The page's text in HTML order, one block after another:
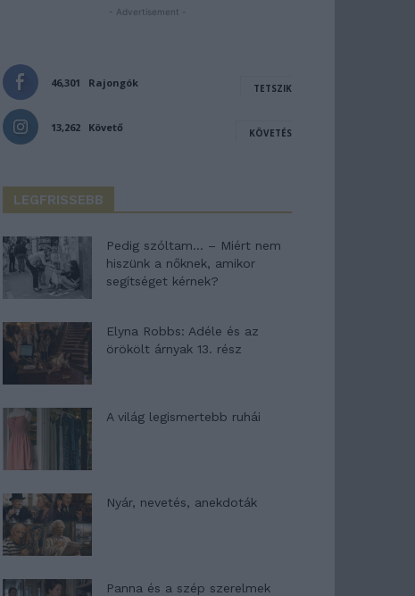
- Advertisement -
46,301 Rajongók TETSZIK
13,262 Követő KÖVETÉS
LEGFRISSEBB
Pedig szóltam… – Miért nem
hiszünk a nőknek, amikor
segítséget kérnek?
Elyna Robbs: Adéle és az
örökölt árnyak 13. rész
A világ legismertebb ruhái
Nyár, nevetés, anekdoták
Panna és a szép szerelmek